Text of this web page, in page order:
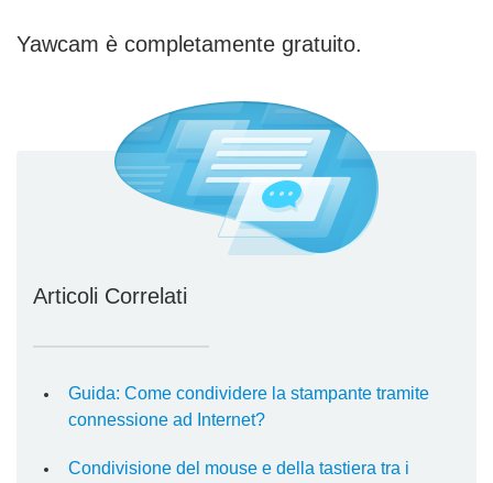
Yawcam è completamente gratuito.
Articoli Correlati
Guida: Come condividere la stampante tramite
connessione ad Internet?
Condivisione del mouse e della tastiera tra i